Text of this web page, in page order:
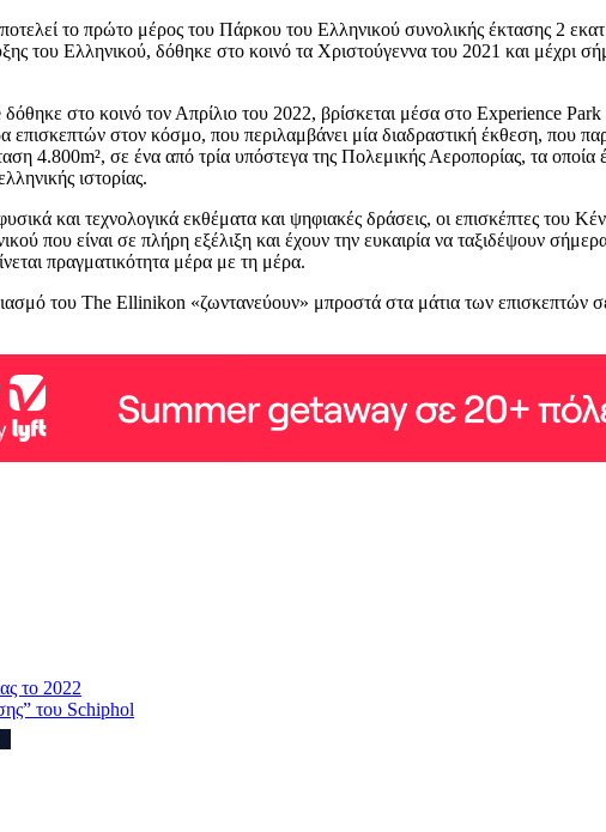
το πρώτο μέρος του Πάρκου του Ελληνικού συνολικής έκτασης 2
του Ελληνικού, δόθηκε στο κοινό τα Χριστούγεννα του 2021 και μέχρι
στο κοινό τον Απρίλιο του 2022, βρίσκεται μέσα στο Experience Park
επισκεπτών στον κόσμο, που περιλαμβάνει μία διαδραστική έκθεση, που
4.800m², σε ένα από τρία υπόστεγα της Πολεμικής Αεροπορίας, τα
ιστορίας.
και τεχνολογικά εκθέματα και ψηφιακές δράσεις, οι επισκέπτες του
που είναι σε πλήρη εξέλιξη και έχουν την ευκαιρία να ταξιδέψουν
πραγματικότητα μέρα με τη μέρα.
του The Ellinikon «ζωντανεύουν» μπροστά στα μάτια των επισκεπτών
το 2022
του Schiphol